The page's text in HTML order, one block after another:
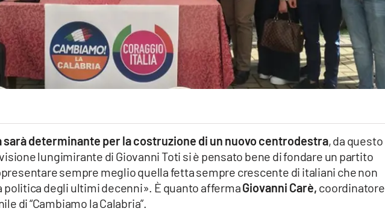
sarà determinante per la costruzione di un nuovo centrodestra, da questo
lungimirante di Giovanni Toti si è pensato bene di fondare un partito
sempre meglio quella fetta sempre crescente di italiani che non
politica degli ultimi decenni». È quanto affermaGiovanni Carè, coordinatore
di “Cambiamo la Calabria”.